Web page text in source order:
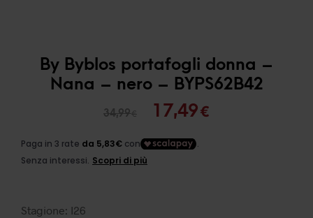
By Byblos portafogli donna –
Nana – nero – BYPS62B42
34,99€
Il
originale
17,49€
Stagione: I26